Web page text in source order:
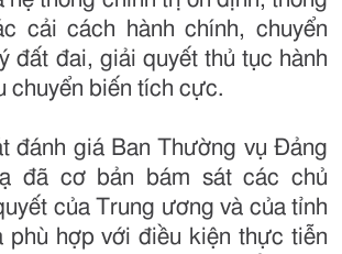
cải cách hành chính, chuyển
đất đai, giải quyết thủ tục hành
chuyển biến tích cực.
đánh giá Ban Thường vụ Đảng
đã cơ bản bám sát các chủ
của Trung ương và của tỉnh
phù hợp với điều kiện thực tiễn